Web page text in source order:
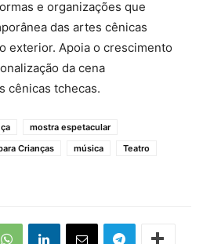
e organizações que
das artes cênicas
exterior. Apoia o crescimento
da cena
cênicas tchecas.
mostra espetacular
Crianças
música
Teatro